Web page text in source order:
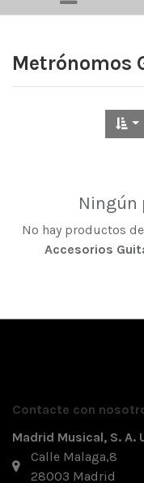
Metrónomos
Ningún
No hay productos
Accesorios
Contacte con
Madrid Musical, S. A.
Calle Malaga,8
28003 Madrid